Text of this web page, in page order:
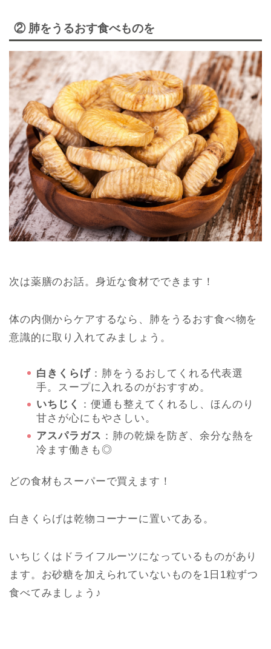
② 肺をうるおす食べものを
次は薬膳のお話。身近な食材でできます！
体の内側からケアするなら、肺をうるおす食べ物を
意識的に取り入れてみましょう。
白きくらげ ：肺をうるおしてくれる代表選
手。スープに入れるのがおすすめ。
いちじく
：便通も整えてくれるし、ほんのり
甘さが心にもやさしい。
アスパラガス ：肺の乾燥を防ぎ、余分な熱を
冷ます働きも◎
どの食材もスーパーで買えます！
白きくらげは乾物コーナーに置いてある。
いちじくはドライフルーツになっているものがあり
ます。お砂糖を加えられていないものを1日1粒ずつ
食べてみましょう♪